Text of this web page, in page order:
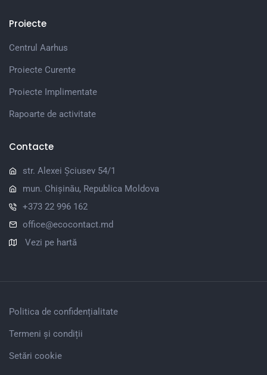
Proiecte
Centrul Aarhus
Proiecte Curente
Proiecte Implimentate
Rapoarte de activitate
Contacte
str. Alexei Șciusev 54/1
mun. Chișinău, Republica Moldova
+373 22 996 162
office@ecocontact.md
Vezi pe hartă
Politica de confidențialitate
Termeni și condiții
Setări cookie